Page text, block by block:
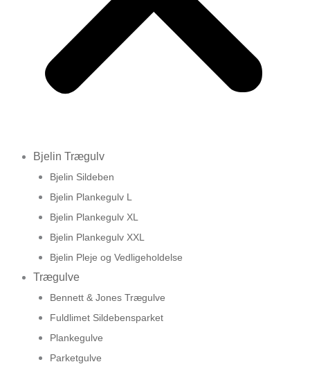
Bjelin Trægulv
Bjelin Sildeben
Bjelin Plankegulv L
Bjelin Plankegulv XL
Bjelin Plankegulv XXL
Bjelin Pleje og Vedligeholdelse
Trægulve
Bennett & Jones Trægulve
Fuldlimet Sildebensparket
Plankegulve
Parketgulve